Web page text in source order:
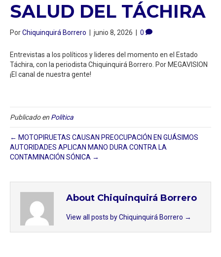
SALUD DEL TÁCHIRA
PorChiquinquirá Borrero junio 8, 2026 0
Entrevistas a los políticos y lideres del momento en el Estado
Táchira, con la periodista Chiquinquirá Borrero. Por MEGAVISION
¡El canal de nuestra gente!
Publicado en Política
← MOTOPIRUETAS CAUSAN PREOCUPACIÓN EN GUÁSIMOS
AUTORIDADES APLICAN MANO DURA CONTRA LA
CONTAMINACIÓN SÓNICA →
About Chiquinquirá Borrero
View all posts by Chiquinquirá Borrero →